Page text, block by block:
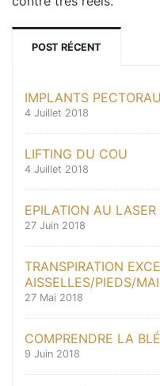
POST RÉCENT
IMPLANTS
4 Juillet 2018
LIFTING DU COU
4 Juillet 2018
EPILATION AU
27 Juin 2018
TRANSPIRATION
AISSELLES/PIEDS/
27 Mai 2018
COMPRENDRE LA
9 Juin 2018